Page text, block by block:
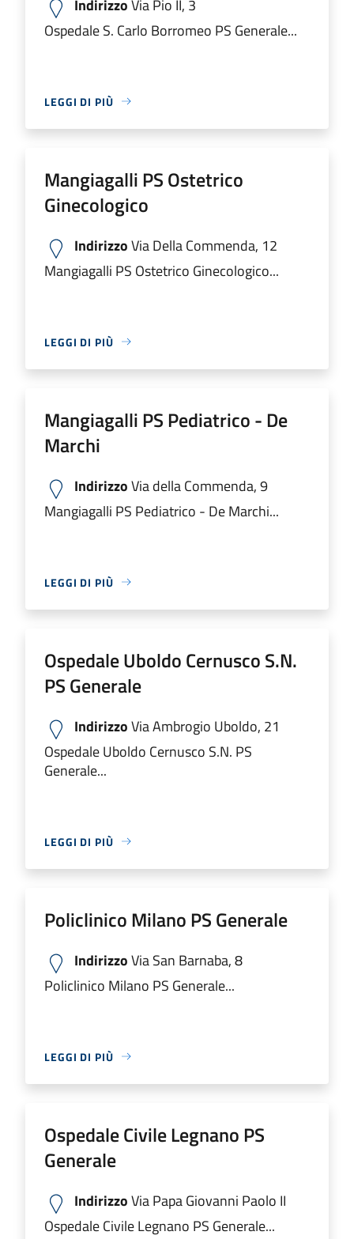
IndirizzoVia Pio II, 3
Ospedale S. Carlo Borromeo PS Generale...
LEGGI DI PIÙ
Mangiagalli PS Ostetrico
Ginecologico
IndirizzoVia Della Commenda, 12
Mangiagalli PS Ostetrico Ginecologico...
LEGGI DI PIÙ
Mangiagalli PS Pediatrico - De
Marchi
IndirizzoVia della Commenda, 9
Mangiagalli PS Pediatrico - De Marchi...
LEGGI DI PIÙ
Ospedale Uboldo Cernusco S.N.
PS Generale
IndirizzoVia Ambrogio Uboldo, 21
Ospedale Uboldo Cernusco S.N. PS
Generale...
LEGGI DI PIÙ
Policlinico Milano PS Generale
IndirizzoVia San Barnaba, 8
Policlinico Milano PS Generale...
LEGGI DI PIÙ
Ospedale Civile Legnano PS
Generale
IndirizzoVia Papa Giovanni Paolo II
Ospedale Civile Legnano PS Generale...